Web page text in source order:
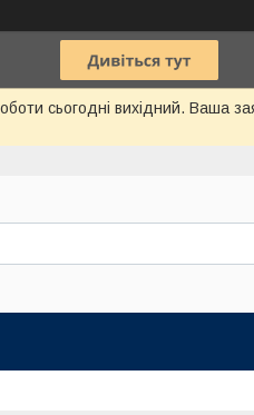
сьогодні вихідний. Ваша